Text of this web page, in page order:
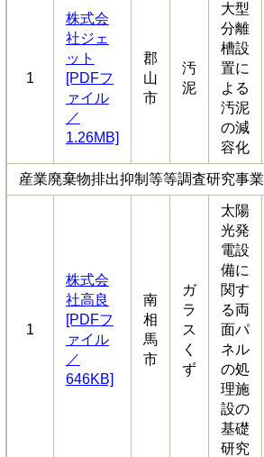
1
株式会
社ジェ
ット
[PDFフ
ァイル
／
1.26MB]
郡
山
市
汚
泥
大型
分離
槽設
置に
よる
汚泥
の減
容化
​産業廃棄物排出抑制等等調査研究事業
1
株式会
社高良
[PDFフ
ァイル
／
646KB]
​南
相
馬
市
ガ
ラ
ス
く
ず
太陽
光発
電設
備に
関す
る両
面パ
ネル
の処
理施
設の
基礎
研究